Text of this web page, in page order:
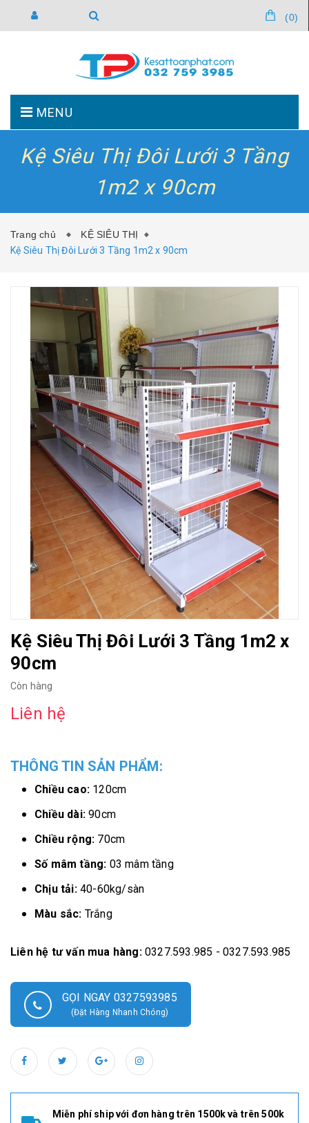
(0)
MENU
TRANG CHỦ GIỚI THIỆU
Kệ Siêu Thị Đôi Lưới 3 Tầng
1m2 x 90cm
Trang chủ
KỆ SIÊU THỊ
Kệ Siêu Thị Đôi Lưới 3 Tầng 1m2 x 90cm
Kệ Siêu Thị Đôi Lưới 3 Tầng 1m2 x
90cm
Còn hàng
Liên hệ
THÔNG TIN SẢN PHẨM:
Chiều cao: 120cm
Chiều dài: 90cm
Chiều rộng: 70cm
Số mâm tầng: 03 mâm tầng
Chịu tải:40-60kg/sàn
Màu sắc: Trắng
Liên hệ tư vấn mua hàng:0327.593.985 - 0327.593.985
GỌI NGAY 0327593985
(Đặt Hàng Nhanh Chóng)
Miễn phí ship với đơn hàng trên 1500k và trên 500k